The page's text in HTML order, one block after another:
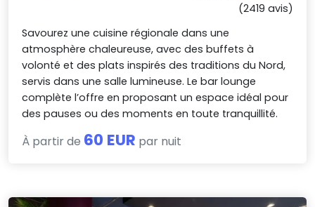
(2419 avis)
Savourez une cuisine régionale dans une
atmosphère chaleureuse, avec des buffets à
volonté et des plats inspirés des traditions du Nord,
servis dans une salle lumineuse. Le bar lounge
complète l’offre en proposant un espace idéal pour
des pauses ou des moments en toute tranquillité.
À partir de 60 EUR par nuit